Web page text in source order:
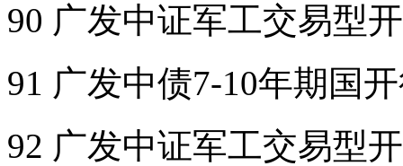
90 广发中证军工交易型
91 广发中债7-10年期国
92 广发中证军工交易型